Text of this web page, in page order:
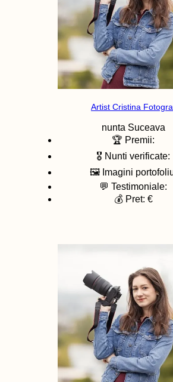
Artist Cristina
nunta Suceava
🏆 Premii:
🎖️ Nunti verificate:
🖼️ Imagini
💬 Testimoniale:
💰 Pret: €